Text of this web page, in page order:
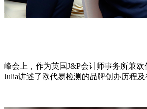
峰会上，作为英国J&P会计师事务所兼欧
Julia讲述了欧代易检测的品牌创办历程及